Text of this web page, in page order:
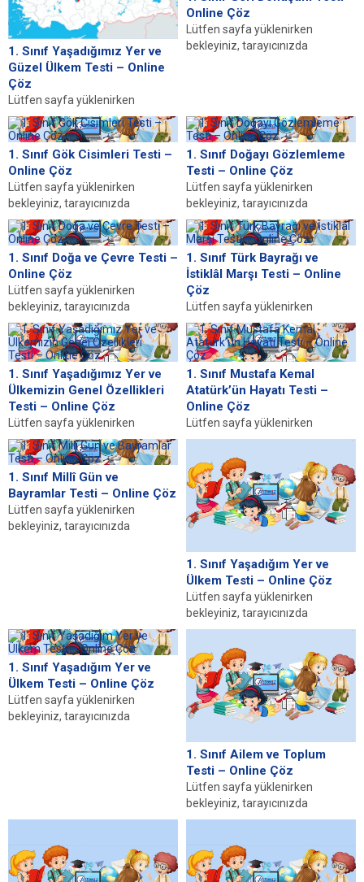
sayfa yüklenmediyse buraya...
1. Sınıf Yaşadığımız Yer ve
Güzel Ülkem Testi – Online
Çöz
Lütfen sayfa yüklenirken
bekleyiniz, tarayıcınızda
javascript desteğinin etkin
olduğundan emin olunuz. Eğer
sayfa yüklenmediyse buraya...
Online Çöz
Lütfen sayfa yüklenirken
bekleyiniz, tarayıcınızda
1. Sınıf Gök Cisimleri Testi –
Online Çöz
Lütfen sayfa yüklenirken
bekleyiniz, tarayıcınızda
javascript desteğinin etkin
olduğundan emin olunuz. Eğer
sayfa yüklenmediyse buraya...
1. Sınıf Doğayı Gözlemleme
Testi – Online Çöz
Lütfen sayfa yüklenirken
bekleyiniz, tarayıcınızda
javascript desteğinin etkin
olduğundan emin olunuz. Eğer
sayfa yüklenmediyse buraya...
1. Sınıf Doğa ve Çevre Testi –
Online Çöz
Lütfen sayfa yüklenirken
bekleyiniz, tarayıcınızda
javascript desteğinin etkin
olduğundan emin olunuz. Eğer
sayfa yüklenmediyse buraya...
1. Sınıf Türk Bayrağı ve
İstiklâl Marşı Testi – Online
Çöz
Lütfen sayfa yüklenirken
bekleyiniz, tarayıcınızda
javascript desteğinin etkin
olduğundan emin olunuz. Eğer
sayfa yüklenmediyse buraya...
1. Sınıf Yaşadığımız Yer ve
Ülkemizin Genel Özellikleri
Testi – Online Çöz
Lütfen sayfa yüklenirken
bekleyiniz, tarayıcınızda
javascript desteğinin etkin
olduğundan emin olunuz. Eğer
sayfa yüklenmediyse buraya...
1. Sınıf Mustafa Kemal
Atatürk’ün Hayatı Testi –
Online Çöz
Lütfen sayfa yüklenirken
bekleyiniz, tarayıcınızda
javascript desteğinin etkin
olduğundan emin olunuz. Eğer
sayfa yüklenmediyse buraya...
1. Sınıf Millî Gün ve
Bayramlar Testi – Online Çöz
Lütfen sayfa yüklenirken
bekleyiniz, tarayıcınızda
1. Sınıf Yaşadığım Yer ve
Ülkem Testi – Online Çöz
Lütfen sayfa yüklenirken
bekleyiniz, tarayıcınızda
javascript desteğinin etkin
olduğundan emin olunuz. Eğer
sayfa yüklenmediyse buraya...
1. Sınıf Yaşadığım Yer ve
Ülkem Testi – Online Çöz
Lütfen sayfa yüklenirken
bekleyiniz, tarayıcınızda
1. Sınıf Ailem ve Toplum
Testi – Online Çöz
Lütfen sayfa yüklenirken
bekleyiniz, tarayıcınızda
javascript desteğinin etkin
sayfa yüklenmediyse buraya...